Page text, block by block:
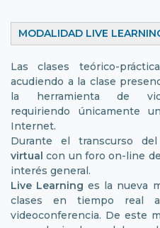
MODALIDAD LIVE
Las clases teórico-
acudiendo a la clase
la herramienta de
requiriendo únicamente
Internet.
Durante el transcurso
virtual con un foro on-line
interés general.
Live Learning es la nueva
clases en tiempo real
videoconferencia. De este